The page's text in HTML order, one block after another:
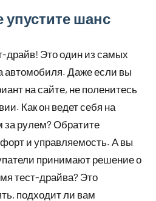
упустите шанс
драйв! Это один из самых
автомобиля. Даже если вы
на сайте, не поленитесь
Как он ведет себя на
за рулем? Обратите
и управляемость. А вы
принимают решение о
тест-драйва? Это
подходит ли вам